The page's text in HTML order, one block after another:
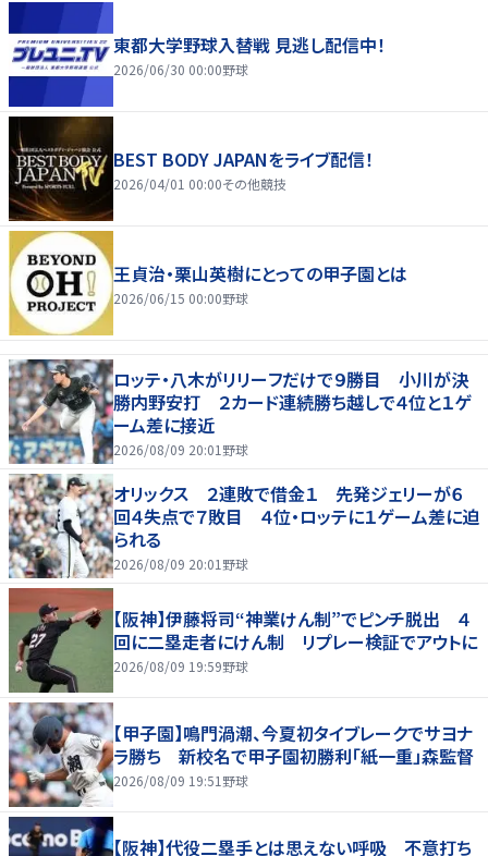
東都大学野球入替戦 見逃し配信中！
2026/06/30 00:00野球
BEST BODY JAPANをライブ配信！
2026/04/01 00:00その他競技
王貞治・栗山英樹にとっての甲子園とは
2026/06/15 00:00野球
ロッテ・八木がリリーフだけで９勝目 小川が決
勝内野安打 ２カード連続勝ち越しで４位と１ゲ
ーム差に接近
2026/08/09 20:01 野球
オリックス ２連敗で借金１ 先発ジェリーが６
回４失点で７敗目 ４位・ロッテに１ゲーム差に迫
られる
2026/08/09 20:01 野球
【阪神】伊藤将司“神業けん制”でピンチ脱出 ４
回に二塁走者にけん制 リプレー検証でアウトに
2026/08/09 19:59野球
【甲子園】鳴門渦潮、今夏初タイブレークでサヨナ
ラ勝ち 新校名で甲子園初勝利「紙一重」森監督
2026/08/09 19:51 野球
【阪神】代役二塁手とは思えない呼吸 不意打ち